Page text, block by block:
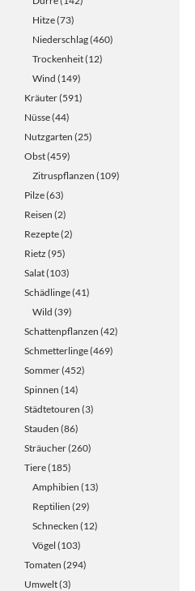
Hitze(73)
Niederschlag(460)
Trockenheit(12)
Wind (149)
Kräuter(591)
Nüsse(44)
Nutzgarten (25)
Obst(459)
Zitruspflanzen (109)
Pilze(63)
Reisen (2)
Rezepte(2)
Rietz (95)
Salat(103)
Schädlinge(41)
Wild (39)
Schattenpflanzen (42)
Schmetterlinge(469)
Sommer(452)
Spinnen (14)
Städtetouren (3)
Stauden (86)
Sträucher(260)
Tiere(185)
Amphibien (13)
Reptilien (29)
Schnecken (12)
Vögel (103)
Tomaten (294)
Umwelt(3)